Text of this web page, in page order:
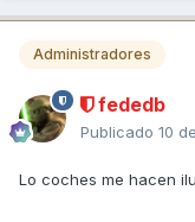
Administradores
fededb
Publicado 10
Lo coches me hacen